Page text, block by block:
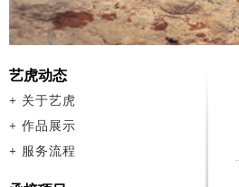
艺虎动态
+ 关于艺虎
+ 作品展示
+ 服务流程